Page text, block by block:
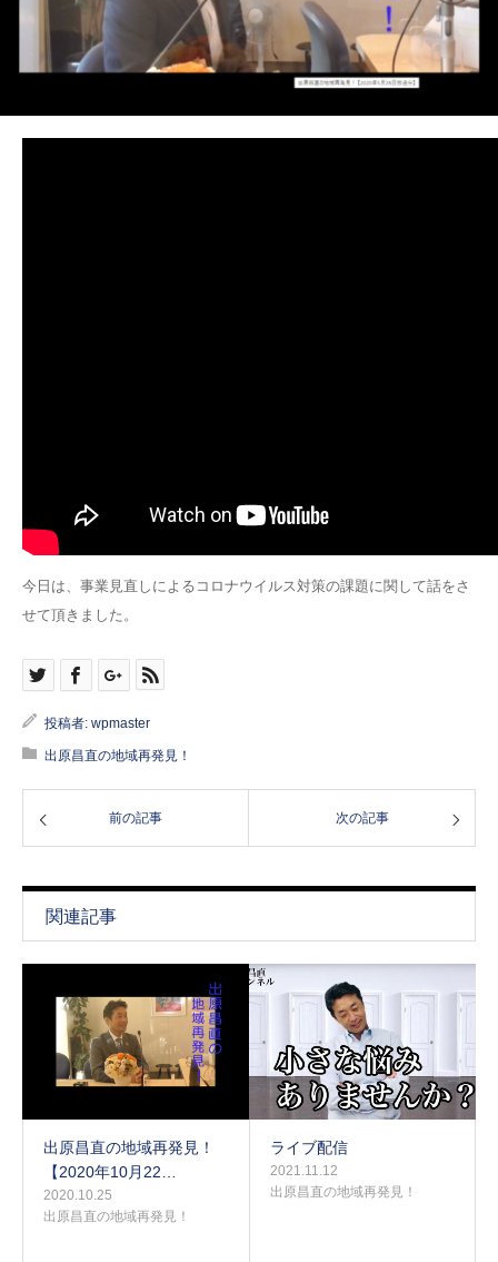
今日は、事業見直しによるコロナウイルス対策の課題に関して話をさ
せて頂きました。
投稿者: wpmaster
出原昌直の地域再発見！
前の記事 次の記事
関連記事
出原昌直の地域再発見！
【2020年10月22…
2020.10.25
出原昌直の地域再発見！
ライブ配信
2021.11.12
出原昌直の地域再発見！